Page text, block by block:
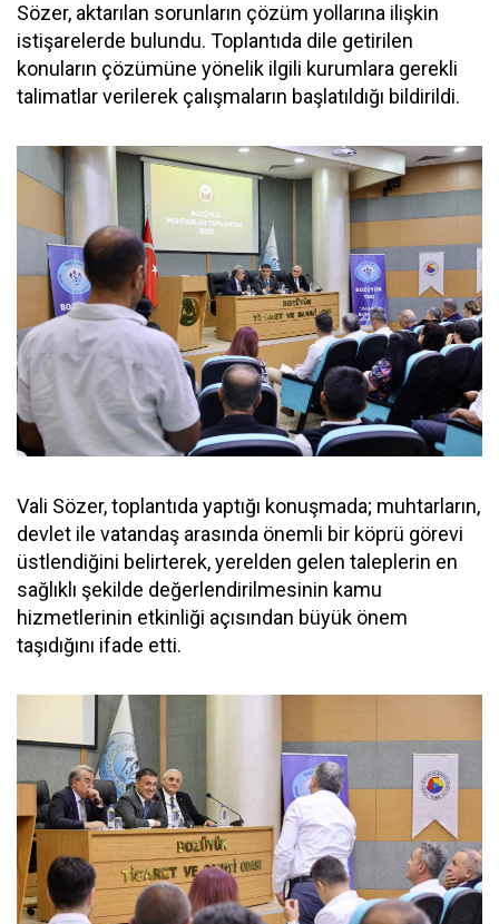
Sözer, aktarılan sorunların çözüm yollarına ilişkin
istişarelerde bulundu. Toplantıda dile getirilen
konuların çözümüne yönelik ilgili kurumlara gerekli
talimatlar verilerek çalışmaların başlatıldığı bildirildi.
Vali Sözer, toplantıda yaptığı konuşmada; muhtarların,
devlet ile vatandaş arasında önemli bir köprü görevi
üstlendiğini belirterek, yerelden gelen taleplerin en
sağlıklı şekilde değerlendirilmesinin kamu
hizmetlerinin etkinliği açısından büyük önem
taşıdığını ifade etti.